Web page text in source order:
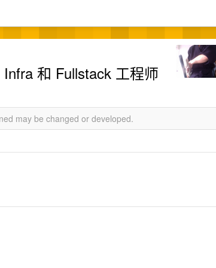
和 Fullstack 工程师
may be changed or developed.